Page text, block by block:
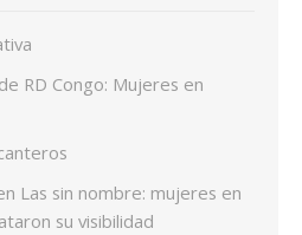
RD Congo: Mujeres en
Las sin nombre: mujeres en
su visibilidad